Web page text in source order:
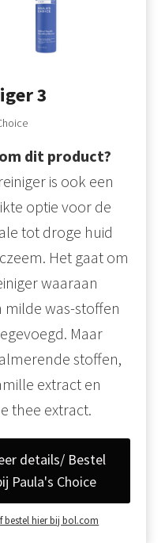
3
dit product?
is ook een
optie voor de
tot droge huid
Het gaat om
waaraan
milde was-stoffen
Maar
stoffen,
extract en
thee extract.
details/ Bestel
Paula's Choice
bestel hier bij bol.com